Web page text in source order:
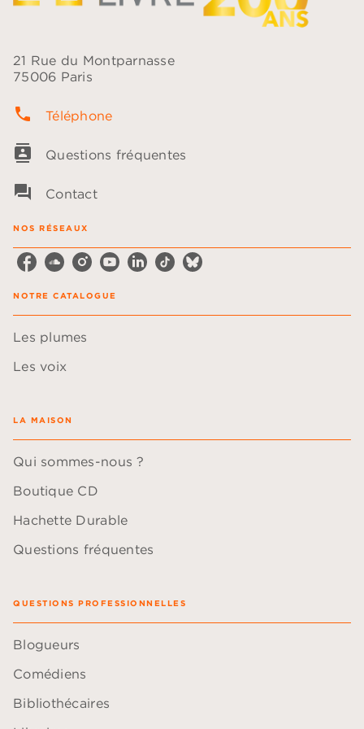
21 Rue du Montparnasse
75006 Paris
phone Téléphone
contacts Questions fréquentes
question_answer Contact
NOS RÉSEAUX
NOTRE CATALOGUE
Les plumes
Les voix
LA MAISON
Qui sommes-nous ?
Boutique CD
Hachette Durable
Questions fréquentes
QUESTIONS PROFESSIONNELLES
Blogueurs
Comédiens
Bibliothécaires